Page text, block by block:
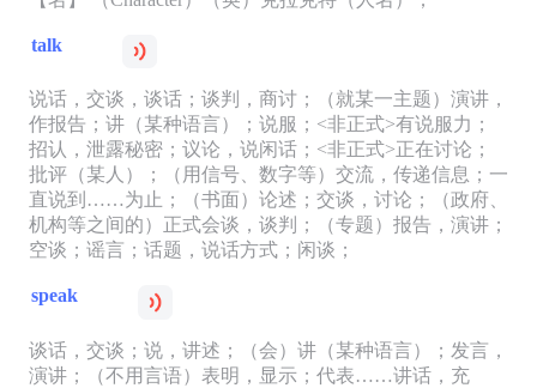
talk
说话，交谈，谈话；谈判，商讨；（就某一主题）演讲，
作报告；讲（某种语言）；说服；<非正式>有说服力；
招认，泄露秘密；议论，说闲话；<非正式>正在讨论；
批评（某人）；（用信号、数字等）交流，传递信息；一
直说到……为止；（书面）论述；交谈，讨论；（政府、
机构等之间的）正式会谈，谈判；（专题）报告，演讲；
空谈；谣言；话题，说话方式；闲谈；
speak
谈话，交谈；说，讲述；（会）讲（某种语言）；发言，
演讲；（不用言语）表明，显示；代表……讲话，充